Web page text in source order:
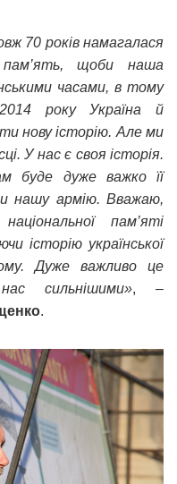
70 років намагалася
щоби наша
часами, в тому
року Україна й
нову історію. Але ми
У нас є своя історія.
буде дуже важко її
нашу армію. Вважаю,
пам’яті
історію української
Дуже важливо це
сильнішими», –
.